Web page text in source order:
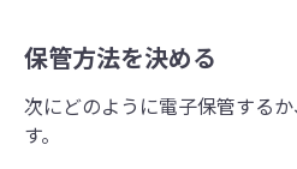
保管方法を決める
次にどのように電子保管する
す。